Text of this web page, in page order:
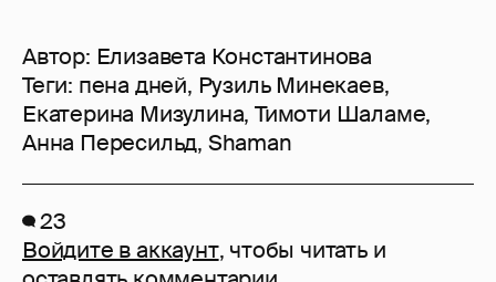
Автор: Елизавета Константинова
Теги: пена дней, Рузиль Минекаев,
Екатерина Мизулина,Тимоти Шаламе,
Анна Пересильд, Shaman
23
Войдите в аккаунт, чтобы читать и